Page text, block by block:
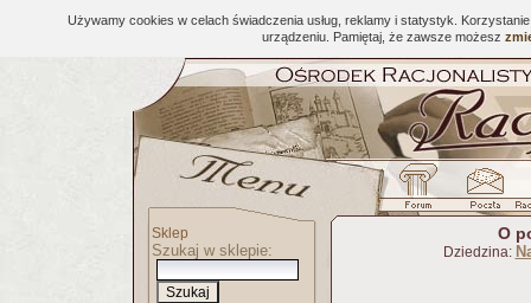
Używamy cookies w celach świadczenia usług, reklamy i statystyk.
urządzeniu. Pamiętaj, że zawsze możesz
Sklep
Szukaj w sklepie:
O
Dziedzina: